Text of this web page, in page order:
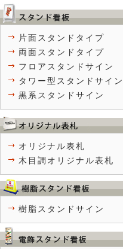
片面スタンドタイプ
両面スタンドタイプ
フロアスタンドサイン
タワー型スタンドサイン
黒系スタンドサイン
オリジナル表札
木目調オリジナル表札
樹脂スタンドサイン